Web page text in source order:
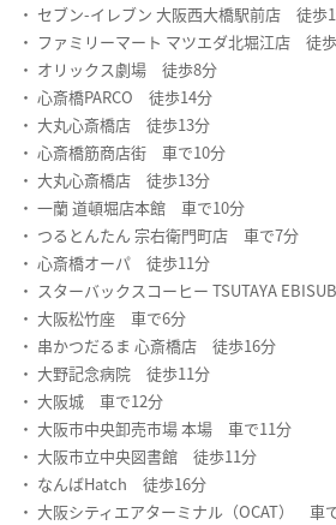
・ セブン-イレブン 大阪西大橋駅前店 徒歩
・ ファミリーマート マツエダ北堀江店 徒
・ オリックス劇場 徒歩8分
・ 心斎橋PARCO 徒歩14分
・ 大丸心斎橋店 徒歩13分
・ 心斎橋筋商店街 車で10分
・ 大丸心斎橋店 徒歩13分
・ 一蘭 道頓堀店本館 車で10分
・ つるとんたん 宗右衛門町店 車で7分
・ 心斎橋オーパ 徒歩11分
・ スターバックスコーヒー TSUTAYA
・ 大阪松竹座 車で6分
・ 串かつだるま 心斎橋店 徒歩16分
・ 大野記念病院 徒歩11分
・ 大阪城 車で12分
・ 大阪市中央卸売市場 本場 車で11分
・ 大阪市立中央図書館 徒歩11分
・ なんばHatch 徒歩16分
・ 大阪シティエアターミナル（OCAT） 車